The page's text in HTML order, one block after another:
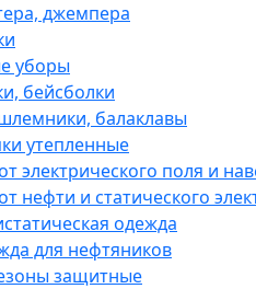
джемпера
уборы
бейсболки
балаклавы
утепленные
электрического поля и
нефти и статического
одежда
для нефтяников
защитные